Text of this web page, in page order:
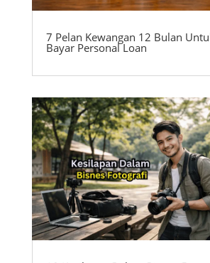
7 Pelan Kewangan 12 Bulan
Bayar Personal Loan